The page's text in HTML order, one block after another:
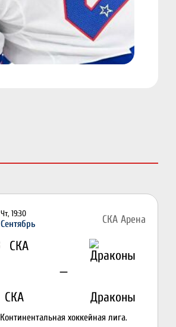
Чт, 19:30
Сентябрь СКА Арена
СКА
—
Драконы
Континентальная хоккейная лига.